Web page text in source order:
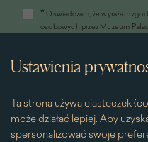
Ustawienia
Ta strona używa ciasteczek
może działać lepiej. Aby uzyskać więcej informacji i
spersonalizować swoje preferencje,
otworzy
się
oknie)
* Oświadczam, że wyrażam
osobowych przez Muzeum
Wilanowie informacji